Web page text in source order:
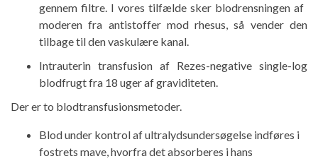
gennem filtre. I vores tilfælde sker blodrensningen af ​​
moderen fra antistoffer mod rhesus, så vender den
tilbage til den vaskulære kanal.
Intrauterin transfusion af Rezes-negative single-log
blodfrugt fra 18 uger af graviditeten.
Der er to blodtransfusionsmetoder.
Blod under kontrol af ultralydsundersøgelse indføres i
fostrets mave, hvorfra det absorberes i hans